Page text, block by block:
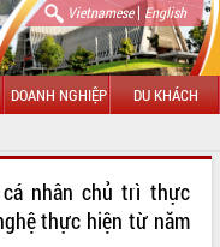
Vietnamese| English
DOANH NGHIỆP DU KHÁCH
nhân chủ trì thực
thực hiện từ năm